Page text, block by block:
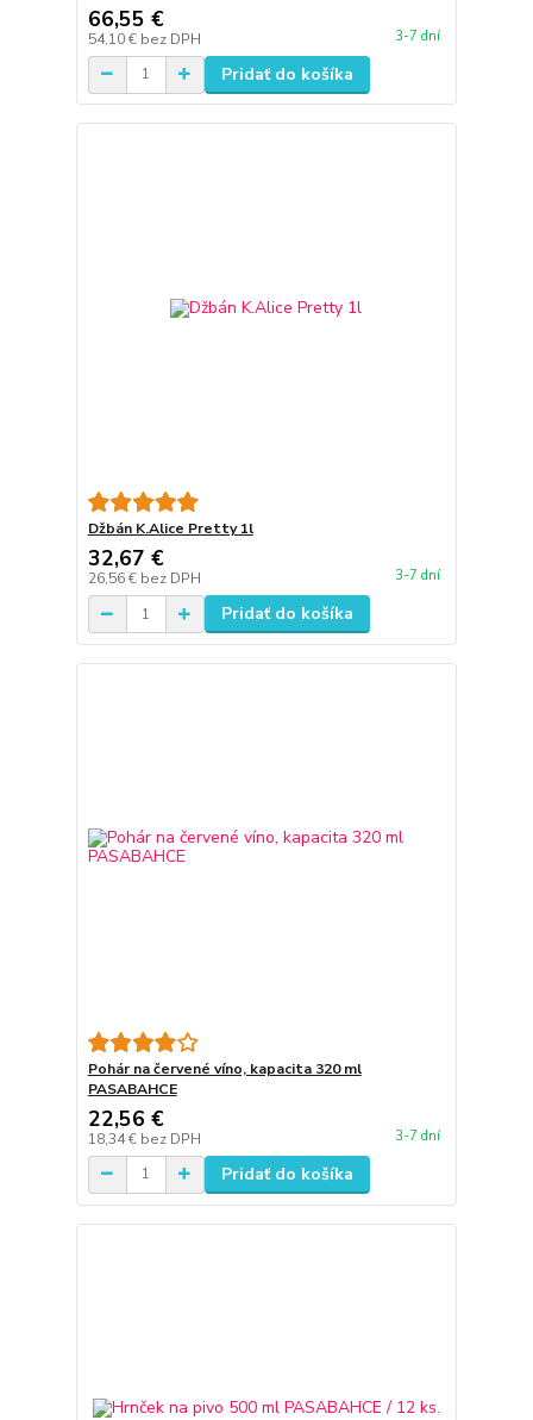
66,55 €
54,10 € bez DPH 3-7 dní
Pridať do košíka
Džbán K.Alice Pretty 1l
32,67 €
26,56 € bez DPH 3-7 dní
Pridať do košíka
Pohár na červené víno, kapacita 320 ml
PASABAHCE
22,56 €
18,34 € bez DPH 3-7 dní
Pridať do košíka